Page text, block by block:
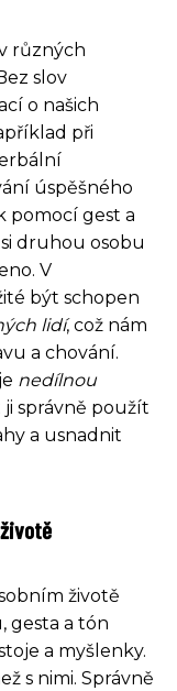
různých
slov
o našich
při
úspěšného
pomocí gest a
druhou osobu
V
být schopen
lidí, což nám
a chování.
nedílnou
správně použít
a usnadnit
životě
gesta a tón
a myšlenky.
s nimi. Správně